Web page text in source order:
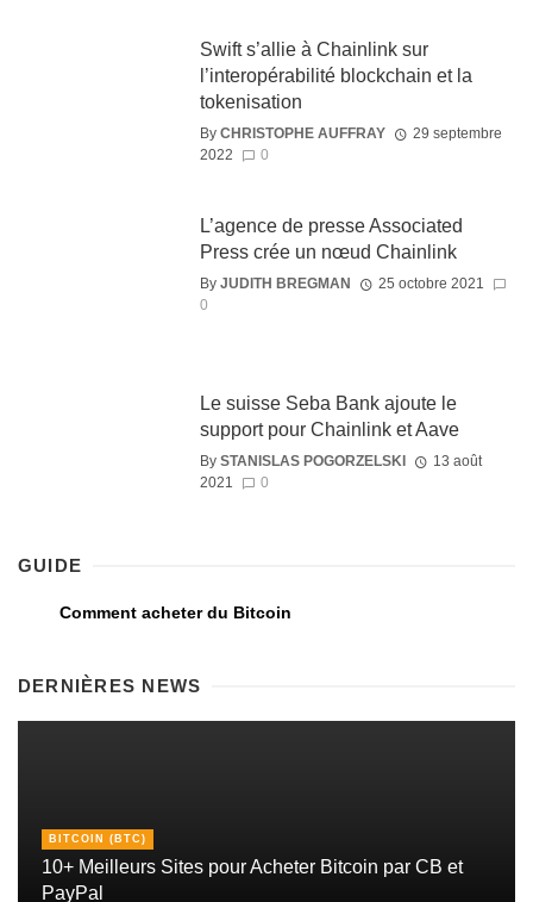
Swift s’allie à Chainlink sur
l’interopérabilité blockchain et la
tokenisation
By CHRISTOPHE AUFFRAY
29 septembre
2022
0
L’agence de presse Associated
Press crée un nœud Chainlink
By JUDITH BREGMAN
25 octobre 2021
0
Le suisse Seba Bank ajoute le
support pour Chainlink et Aave
By STANISLAS POGORZELSKI
13 août
2021
0
GUIDE
Comment acheter du Bitcoin
DERNIÈRES NEWS
BITCOIN (BTC)
10+ Meilleurs Sites pour Acheter Bitcoin par CB et
PayPal